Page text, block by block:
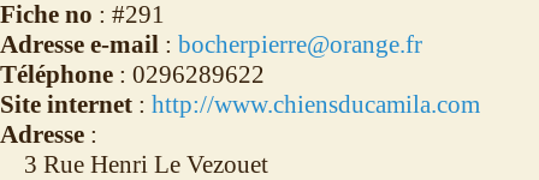
Fiche no : #291
Adresse e-mail : bocherpierre@orange.fr
Téléphone : 0296289622
Site internet : http://www.chiensducamila.com
Adresse :
3 Rue Henri Le Vezouet